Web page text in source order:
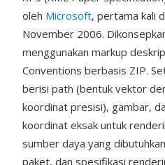
oleh Microsoft, pertama kali
November 2006.
menggunakan markup
Conventions berbasis ZIP.
berisi path (bentuk vektor
koordinat presisi), gambar,
koordinat eksak untuk
sumber daya yang
paket, dan spesifikasi